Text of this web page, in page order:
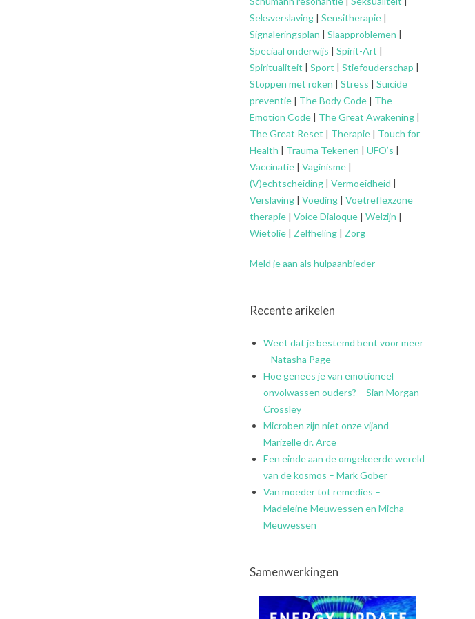
Seksverslaving | Sensitherapie |
Signaleringsplan | Slaapproblemen |
Speciaal onderwijs | Spirit-Art |
Spiritualiteit | Sport | Stiefouderschap |
Stoppen met roken | Stress | Suïcide
preventie | The Body Code | The
Emotion Code | The Great Awakening |
The Great Reset | Therapie | Touch for
Health | Trauma Tekenen | UFO’s |
Vaccinatie | Vaginisme |
(V)echtscheiding | Vermoeidheid |
Verslaving | Voeding | Voetreflexzone
therapie | Voice Dialoque | Welzijn |
Wietolie | Zelfheling | Zorg
Meld je aan als hulpaanbieder
Recente arikelen
Weet dat je bestemd bent voor meer
– Natasha Page
Hoe genees je van emotioneel
onvolwassen ouders? – Sian Morgan-
Crossley
Microben zijn niet onze vijand –
Marizelle dr. Arce
Een einde aan de omgekeerde wereld
van de kosmos – Mark Gober
Van moeder tot remedies –
Madeleine Meuwessen en Micha
Meuwessen
Samenwerkingen